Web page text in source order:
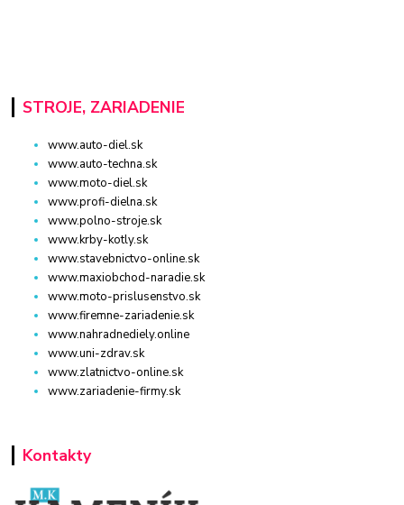
STROJE, ZARIADENIE
www.auto-diel.sk
www.auto-techna.sk
www.moto-diel.sk
www.profi-dielna.sk
www.polno-stroje.sk
www.krby-kotly.sk
www.stavebnictvo-online.sk
www.maxiobchod-naradie.sk
www.moto-prislusenstvo.sk
www.firemne-zariadenie.sk
www.nahradnediely.online
www.uni-zdrav.sk
www.zlatnictvo-online.sk
www.zariadenie-firmy.sk
Kontakty